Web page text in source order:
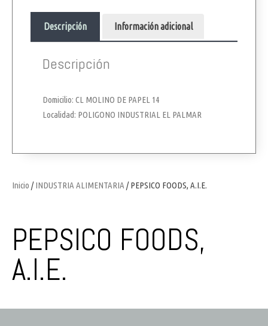
Inicio /INDUSTRIA ALIMENTARIA / PEPSICO FOODS, A.I.E.
PEPSICO FOODS,
A.I.E.
Descripción Información adicional
Descripción
Domicilio: CL MOLINO DE PAPEL 14
Localidad: POLIGONO INDUSTRIAL EL PALMAR